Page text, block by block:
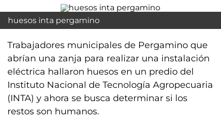
huesos inta pergamino
Trabajadores municipales de Pergamino que
abrían una zanja para realizar una instalación
eléctrica hallaron huesos en un predio del
Instituto Nacional de Tecnología Agropecuaria
(INTA) y ahora se busca determinar si los
restos son humanos.